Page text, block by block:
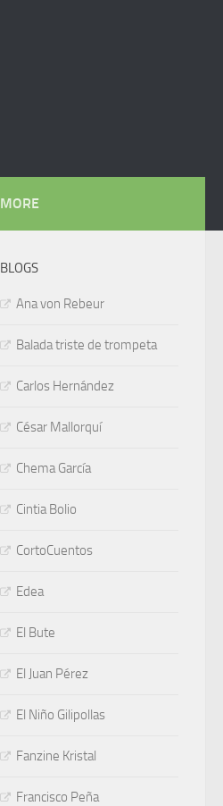
MORE
BLOGS
Ana von Rebeur
Balada triste de trompeta
Carlos Hernández
César Mallorquí
Chema García
Cintia Bolio
CortoCuentos
Edea
El Bute
El Juan Pérez
El Niño Gilipollas
Fanzine Kristal
Francisco Peña